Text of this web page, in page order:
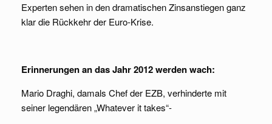
Experten sehen in den dramatischen Zinsanstiegen ganz
klar die Rückkehr der Euro-Krise.
Erinnerungen an das Jahr 2012 werden wach:
Mario Draghi, damals Chef der EZB, verhinderte mit
seiner legendären „Whatever it takes“-